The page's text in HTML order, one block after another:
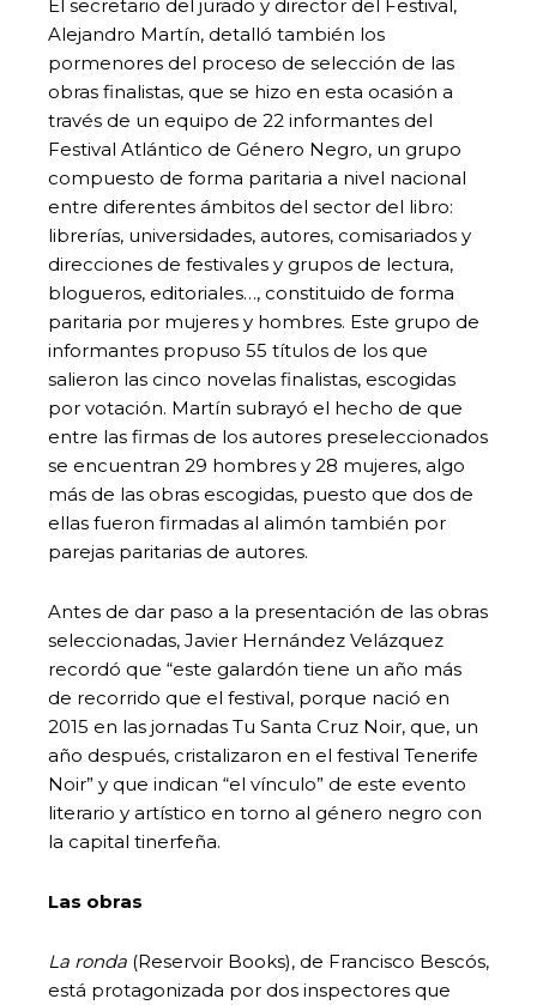
El secretario del jurado y director del Festival,
Alejandro Martín, detalló también los
pormenores del proceso de selección de las
obras finalistas, que se hizo en esta ocasión a
través de un equipo de 22 informantes del
Festival Atlántico de Género Negro, un grupo
compuesto de forma paritaria a nivel nacional
entre diferentes ámbitos del sector del libro:
librerías, universidades, autores, comisariados y
direcciones de festivales y grupos de lectura,
blogueros, editoriales…, constituido de forma
paritaria por mujeres y hombres. Este grupo de
informantes propuso 55 títulos de los que
salieron las cinco novelas finalistas, escogidas
por votación. Martín subrayó el hecho de que
entre las firmas de los autores preseleccionados
se encuentran 29 hombres y 28 mujeres, algo
más de las obras escogidas, puesto que dos de
ellas fueron firmadas al alimón también por
parejas paritarias de autores.
Antes de dar paso a la presentación de las obras
seleccionadas, Javier Hernández Velázquez
recordó que “este galardón tiene un año más
de recorrido que el festival, porque nació en
2015 en las jornadas Tu Santa Cruz Noir, que, un
año después, cristalizaron en el festival Tenerife
Noir” y que indican “el vínculo” de este evento
literario y artístico en torno al género negro con
la capital tinerfeña.
Las obras
La ronda (Reservoir Books), de Francisco Bescós,
está protagonizada por dos inspectores que